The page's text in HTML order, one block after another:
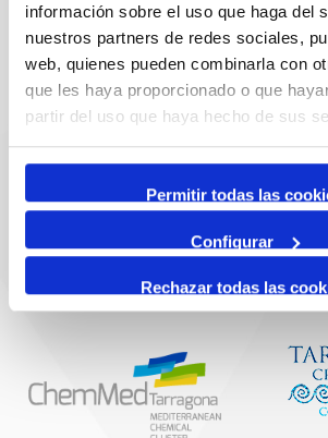
información sobre el uso que haga del
nuestros partners de redes sociales,
web, quienes pueden combinarla con
que les haya proporcionado o que
partir del uso que haya hecho de sus
Permitir todas las
Configurar
Rechazar todas las
Enlaces de interés
Partners